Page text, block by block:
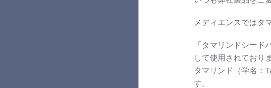
メディエンスではタ
「タマリンドシー
して使用されており
タマリンド（学名：
す。